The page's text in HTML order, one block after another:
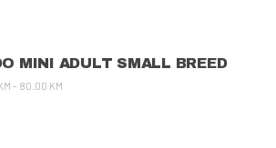
MINI ADULT SMALL BREED
– 80.00 KM